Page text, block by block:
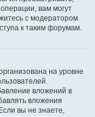
вам могут
с модератором
к таким форумам.
на уровне
вложений в
вложения
вы не знаете,